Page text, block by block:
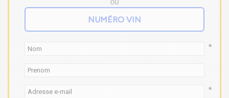
OU
*
*